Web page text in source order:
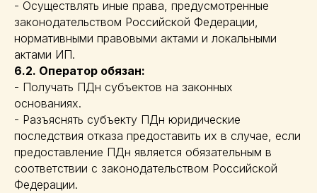
- Осуществлять иные права, предусмотренные
законодательством Российской Федерации,
нормативными правовыми актами и локальными
актами ИП.
6.2. Оператор обязан:
- Получать ПДн субъектов на законных
основаниях.
- Разъяснять субъекту ПДн юридические
последствия отказа предоставить их в случае, если
предоставление ПДн является обязательным в
соответствии с законодательством Российской
Федерации.